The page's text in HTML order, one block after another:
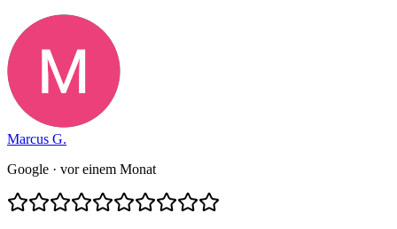
Marcus G.
Google · vor einem Monat